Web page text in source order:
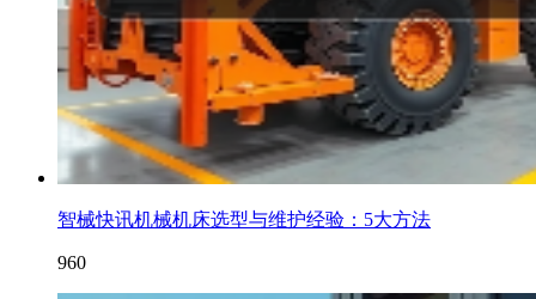
智械快讯机械机床选型与维护经验：5大方法
960